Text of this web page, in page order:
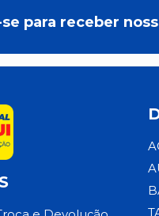
para receber